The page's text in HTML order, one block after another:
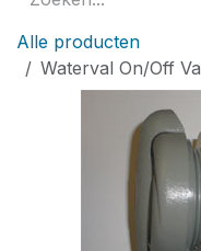
Alle producten
Waterval On/Off